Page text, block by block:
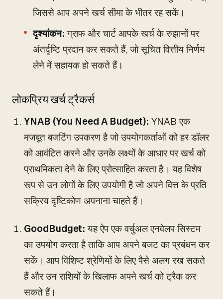
जिससे आप अपने खर्च सीमा के भीतर रह सकें।
दृश्यांकन: ग्राफ और चार्ट आपके खर्च के रुझानों पर
अंतर्दृष्टि प्रदान कर सकते हैं, जो सूचित वित्तीय निर्णय
लेने में सहायक हो सकते हैं।
लोकप्रिय खर्च ट्रैकर्स
YNAB (You Need A Budget): YNAB एक
मजबूत बजटिंग उपकरण है जो उपयोगकर्ताओं को हर डॉलर
को आवंटित करने और उनके लक्ष्यों के आधार पर खर्च को
प्राथमिकता देने के लिए प्रोत्साहित करता है। यह विशेष
रूप से उन लोगों के लिए उपयोगी है जो अपने वित्त के प्रति
सक्रिय दृष्टिकोण अपनाना चाहते हैं।
GoodBudget: यह ऐप एक वर्चुअल एनवेलप सिस्टम
का उपयोग करता है ताकि आप अपने बजट का प्रबंधन कर
सकें। आप विशिष्ट श्रेणियों के लिए पैसे अलग रख सकते
हैं और उन राशियों के खिलाफ अपने खर्च को ट्रैक कर
सकते हैं।